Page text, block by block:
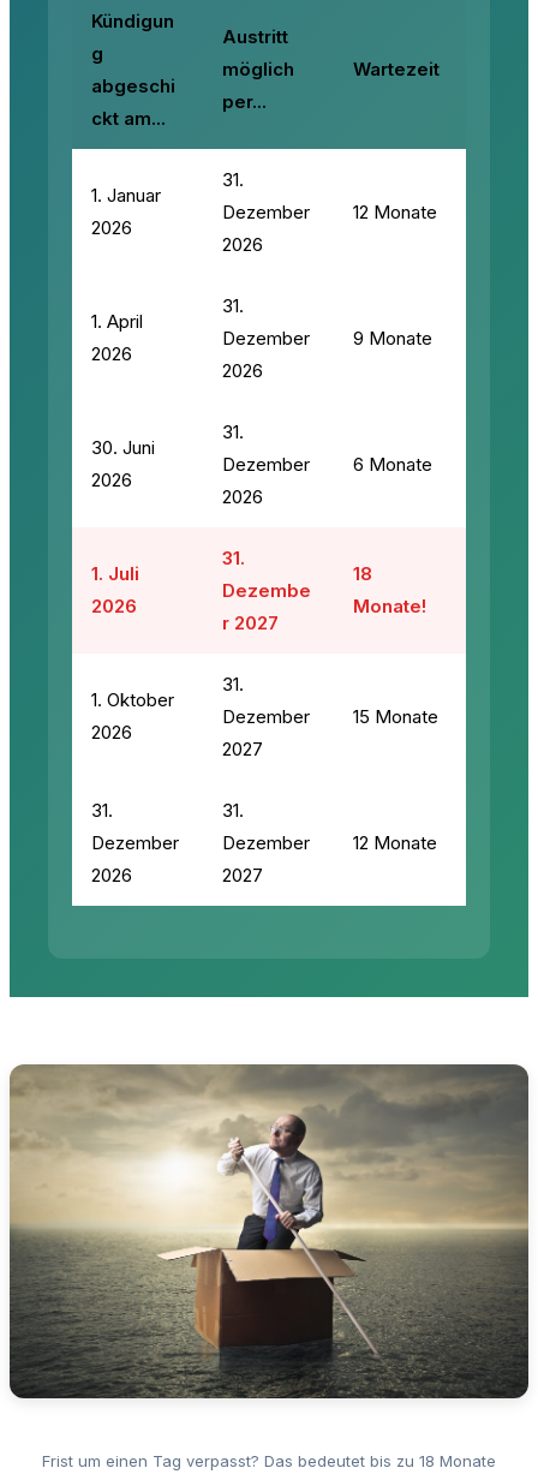
Kündigun
g
abgeschi
ckt am...
Austritt
möglich
per...
Wartezeit
1. Januar
2026
31.
Dezember
2026
12 Monate
1. April
2026
31.
Dezember
2026
9 Monate
30. Juni
2026
31.
Dezember
2026
6 Monate
1. Juli
2026
31.
Dezembe
r 2027
18
Monate!
1. Oktober
2026
31.
Dezember
2027
15 Monate
31.
Dezember
2026
31.
Dezember
2027
12 Monate
Frist um einen Tag verpasst? Das bedeutet bis zu 18 Monate